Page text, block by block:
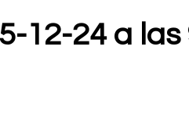
12-24 a las